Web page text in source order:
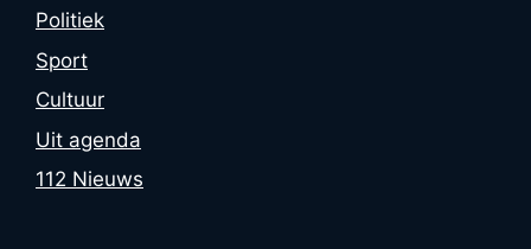
Politiek
Sport
Cultuur
Uit agenda
112 Nieuws